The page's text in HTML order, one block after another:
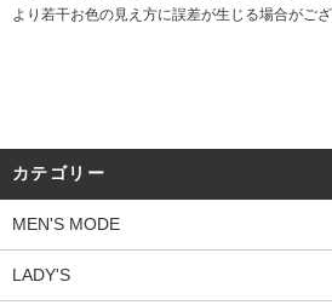
より若干お色の見え方に誤差が生じる場合がご
カテゴリー
MEN'S MODE
LADY'S